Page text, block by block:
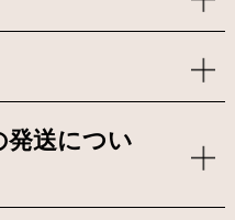
発送につい